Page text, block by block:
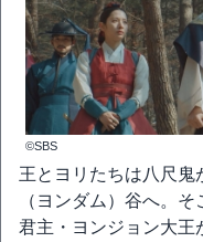
©SBS
王とヨリたちは八尺鬼
（ヨンダム）谷へ。
君主・ヨンジョン大王